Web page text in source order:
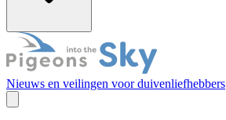
Nieuws en veilingen voor duivenliefhebbers